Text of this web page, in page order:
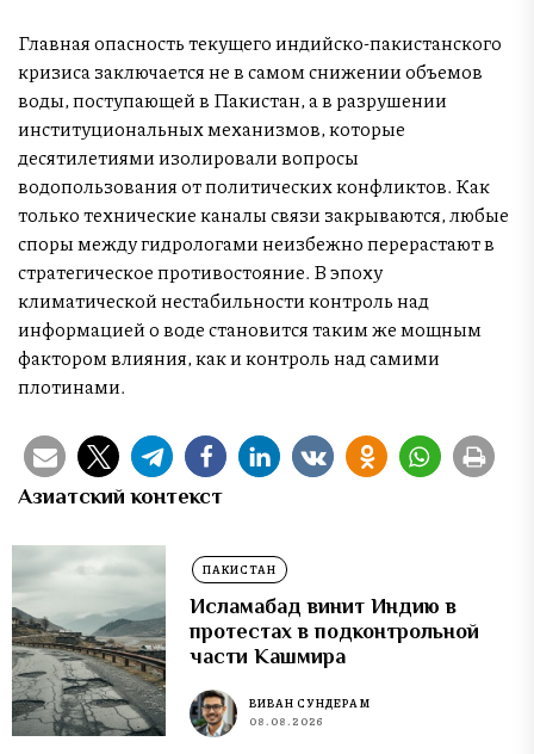
Главная опасность текущего индийско-пакистанского
кризиса заключается не в самом снижении объемов
воды, поступающей в Пакистан, а в разрушении
институциональных механизмов, которые
десятилетиями изолировали вопросы
водопользования от политических конфликтов. Как
только технические каналы связи закрываются, любые
споры между гидрологами неизбежно перерастают в
стратегическое противостояние. В эпоху
климатической нестабильности контроль над
информацией о воде становится таким же мощным
фактором влияния, как и контроль над самими
плотинами.
Азиатский контекст
ПАКИСТАН
Исламабад винит Индию в
протестах в подконтрольной
части Кашмира
ВИВАН СУНДЕРАМ
08.08.2026